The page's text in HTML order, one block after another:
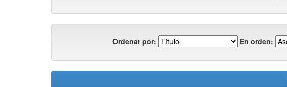
Ordenar por: En orden: